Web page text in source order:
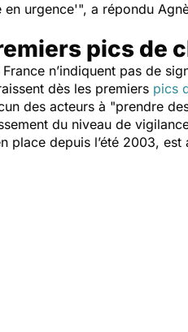
urgence'", a répondu
pics de
n’indiquent pas de
dès les premiers pics
des acteurs à "prendre
du niveau de
place depuis l’été 2003,